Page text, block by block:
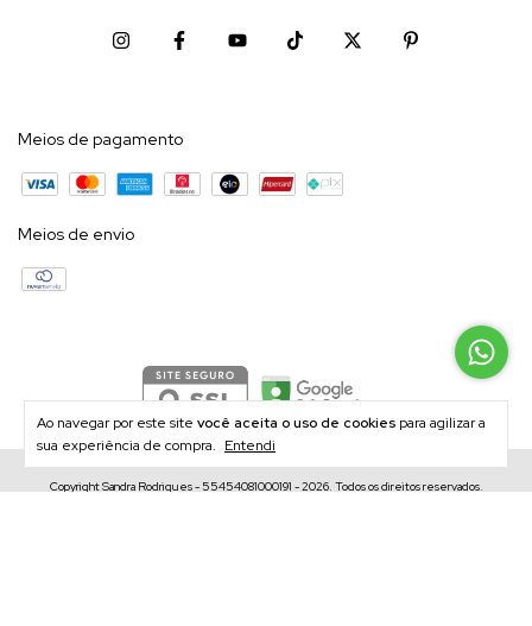
Ao navegar por este site você aceita o uso de cookies para agilizar a
sua experiência de compra. Entendi
Meios de pagamento
Meios de envio
Copyright Sandra Rodrigues - 55454081000191 - 2026. Todos os direitos reservados.